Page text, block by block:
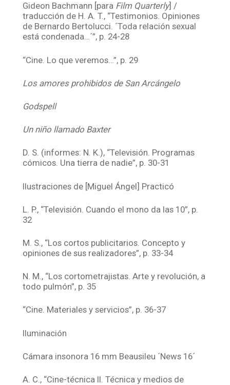
Gideon Bachmann [para Film Quarterly] /
traducción de H. A. T., “Testimonios. Opiniones
de Bernardo Bertolucci. ´Toda relación sexual
está condenada…´”, p. 24-28
“Cine. Lo que veremos…”, p. 29
Los amores prohibidos de San Arcángelo
Godspell
Un niño llamado Baxter
D. S. (informes: N. K.), “Televisión. Programas
cómicos. Una tierra de nadie”, p. 30-31
Ilustraciones de [Miguel Ángel] Practicó
L. P., “Televisión. Cuando el mono da las 10”, p.
32
M. S., “Los cortos publicitarios. Concepto y
opiniones de sus realizadores”, p. 33-34
N. M., “Los cortometrajistas. Arte y revolución, a
todo pulmón”, p. 35
“Cine. Materiales y servicios”, p. 36-37
Iluminación
Cámara insonora 16 mm Beausileu ´News 16´
A. C., “Cine-técnica II. Técnica y medios de